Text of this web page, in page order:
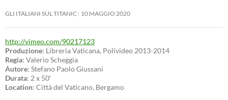
GLI ITALIANI SUL TITANIC 10 MAGGIO 2020
http://vimeo.com/90217123
Produzione: Libreria Vaticana, Polivideo 2013-2014
Regia: Valerio Scheggia
Autore: Stefano Paolo Giussani
Durata: 2 x 50′
Location: Città del Vaticano, Bergamo